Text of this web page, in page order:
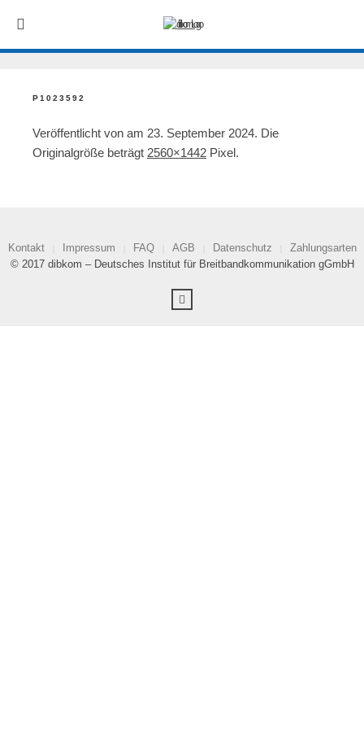
P1023592
Veröffentlicht von am 23. September 2024. Die
Originalgröße beträgt 2560×1442 Pixel.
Kontakt Impressum FAQ AGB Datenschutz
Zahlungsarten
© 2017 dibkom – Deutsches Institut für Breitbandkommunikation gGmbH